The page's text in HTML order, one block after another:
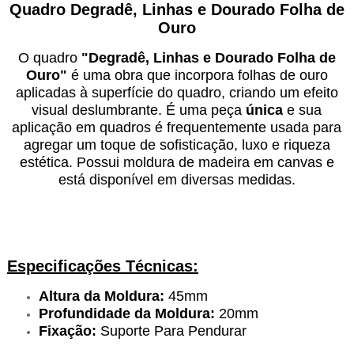
Quadro Degradê, Linhas e Dourado Folha de
Ouro
O quadro "Degradê, Linhas e Dourado Folha de
Ouro" é uma obra que incorpora folhas de ouro
aplicadas à superfície do quadro, criando um efeito
visual deslumbrante. É uma peça únicae sua
aplicação em quadros é frequentemente usada para
agregar um toque de sofisticação, luxo e riqueza
estética. Possui moldura de madeira em canvas e
está disponível em diversas medidas.
Especificações Técnicas:
Altura da Moldura: 45mm
Profundidade da Moldura: 20mm
Fixação: Suporte Para Pendurar